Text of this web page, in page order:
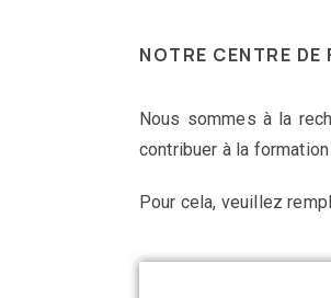
NOTRE CENTRE
Nous sommes à la
contribuer à la
Pour cela, veuillez